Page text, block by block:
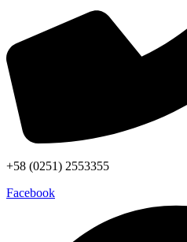
+58 (0251) 2553355
Facebook